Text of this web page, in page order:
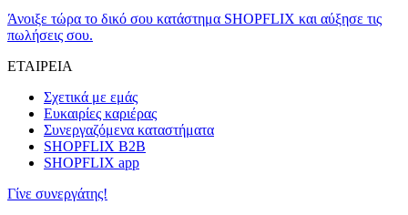
Άνοιξε τώρα το δικό σου κατάστημα SHOPFLIX και αύξησε τις
πωλήσεις σου.
ΕΤΑΙΡΕΙΑ
Σχετικά με εμάς
Ευκαιρίες καριέρας
Συνεργαζόμενα καταστήματα
SHOPFLIX B2B
SHOPFLIX app
Γίνε συνεργάτης!